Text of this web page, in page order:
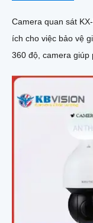
Camera quan sát
ích cho việc bảo vệ gia đình và
360 độ, camera giúp